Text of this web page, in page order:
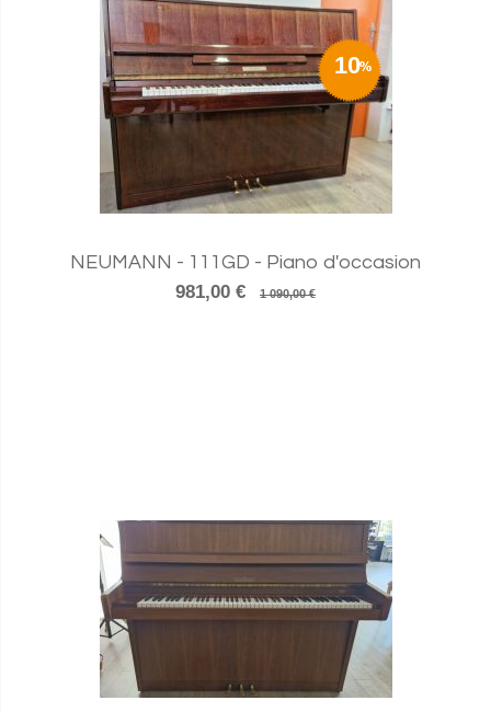
10
NEUMANN - 111GD - Piano d'occasion
981,00 €
1 090,00 €